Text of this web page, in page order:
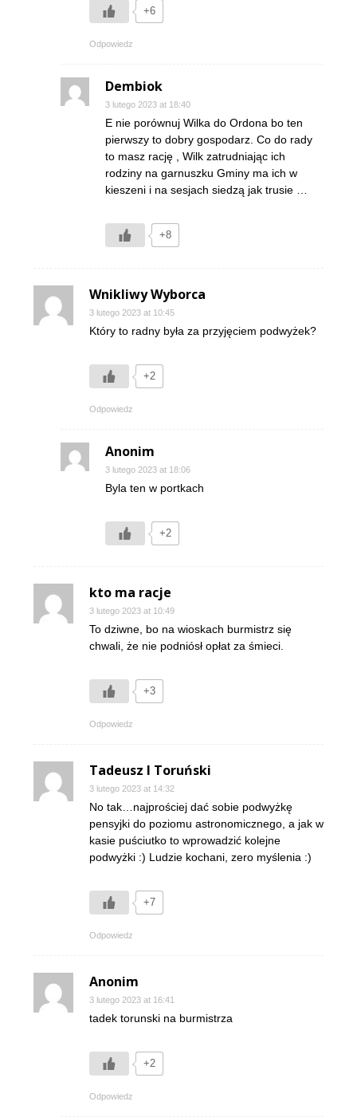
+6
Odpowiedz
Dembiok
3 lutego 2023 at 18:40
E nie porównuj Wilka do Ordona bo ten
pierwszy to dobry gospodarz. Co do rady
to masz rację , Wilk zatrudniając ich
rodziny na garnuszku Gminy ma ich w
kieszeni i na sesjach siedzą jak trusie …
+8
Wnikliwy Wyborca
3 lutego 2023 at 10:45
Który to radny była za przyjęciem podwyżek?
+2
Odpowiedz
Anonim
3 lutego 2023 at 18:06
Byla ten w portkach
+2
kto ma racje
3 lutego 2023 at 10:49
To dziwne, bo na wioskach burmistrz się
chwali, że nie podniósł opłat za śmieci.
+3
Odpowiedz
Tadeusz I Toruński
3 lutego 2023 at 14:32
No tak…najprościej dać sobie podwyżkę
pensyjki do poziomu astronomicznego, a jak w
kasie puściutko to wprowadzić kolejne
podwyżki :) Ludzie kochani, zero myślenia :)
+7
Odpowiedz
Anonim
3 lutego 2023 at 16:41
tadek torunski na burmistrza
+2
Odpowiedz